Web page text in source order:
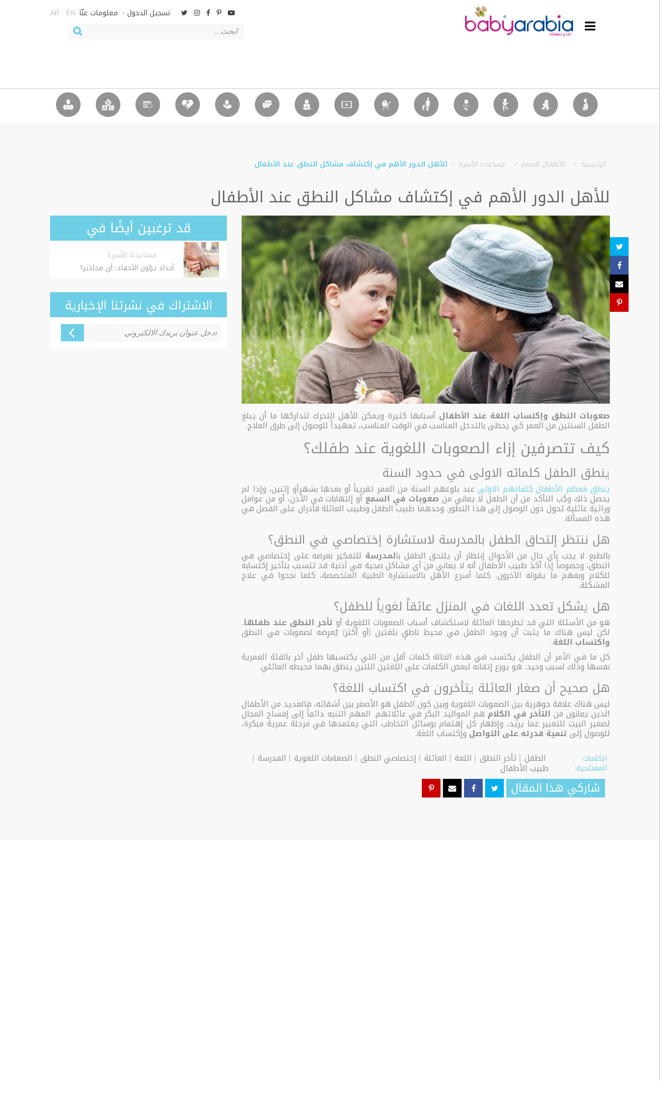
الأطفال
ويكي
منتدى
نصيحة
خبير
الرعاية
الاجتماعية
الفعاليات
إلعب
وتعلم
الدليل
تسجيل الدخول معلومات عنّا EN
AR
الرئيسية الأطفال الصغار مساعدة الأسرة للأهل الدور الأهم في إكتشاف مشاكل النطق عند الأطفال
للأهل الدور الأهم في إكتشاف مشاكل النطق عند الأطفال
صعوبات النطق وإكتساب اللغة عند الأطفال أسبابها كثيرة ويمكن للأهل التحرك لتداركها ما أن يبلغ
الطفل السنتين من العمر كي يحظى بالتدخل المناسب في الوقت المناسب، تمهيداً للوصول إلى طرق العلاج.
كيف تتصرفين إزاء الصعوبات اللغوية عند طفلك؟
ينطق الطفل كلماته الاولى في حدود السنة
ينطق معظم الأطفال كلماتهم الاولى عند بلوغهم السنة من العمر تقريباً أو بعدها بشهرأو إثنين، وإذا لم
يحصل ذلك وجُب التأكد من أن الطفل لا يعاني من صعوبات في السمعأو إلتهابات في الأذن، أو من عوامل
وراثية عائلية تحول دون الوصول إلى هذا التطور. وحدهما طبيب الطفل وطبيب العائلة قادران على الفصل في
هذه المسألة.
هل ننتظر إلتحاق الطفل بالمدرسة لاستشارة إختصاصي في النطق؟
بالطبع لا يجب بأي حال من الأحوال إنتظار أن يلتحق الطفل بالمدرسة للتفكير بعرضه على إختصاصي في
النطق، وخصوصاً إذا أكدَ طبيب الأطفال أنه لا يعاني من أي مشاكل صحية في أذنية قد تتسبب بتأخير إكتسابه
للكلام وبفهم ما يقوله الآخرون. كلما أسرع الأهل بالاستشارة الطبية المتخصصة، كلما نجحوا في علاج
المشكلة.
هل يشكل تعدد اللغات في المنزل عائقاً لغوياً للطفل؟
هو من الأسئلة التي قد تطرحها العائلة لاستكشاف أسباب الصعوبات اللغوية أو تأخر النطق عند طفلها.
لكن ليس هناك ما يثبت أن وجود الطفل في محيط ناطقٍ بلغتين (أو أكثر) يُعرِضه لصعوبات في النطق
واكتساب اللغة.
كل ما في الأمر أن الطفل يكتسب في هذه الحالة كلمات أقل من التي يكتسبها طفل آخر بالفئة العمرية
نفسها وذلك لسبب وحيد: هو يوزع إتقانه لبعض الكلمات على اللغتين اللتين ينطق بهما محيطه العائلي.
هل صحيح أن صغار العائلة يتأخرون في اكتساب اللغة؟
ليس هناك علاقة جوهرية بين الصعوبات اللغوية وبين كون الطفل هو الأصغر بين أشقائه، فالعديد من الأطفال
الذين يعانون من التأخر في الكلام هم المواليد البكر في عائلاتهم. المهم التنبه دائماً إلى إفساح المجال
لصغير البيت للتعبير عما يريد، وإظهار كل إهتمام بوسائل التخاطب التي يعتمدها في مرحلة عمرية مبكرة،
للوصول إلىتنمية قدرته على التواصلوإكتساب اللغة.
الكلمات
المفتاحية:
الطفل تأخر النطق اللغة العائلة إختصاصي النطق الصعةبات اللغوية المدرسة
طبيب الأطفال
شاركي هذا المقال
قد ترغبين أيضًا في
مساعدة الأسرة
أجداد يربّون الأحفاد: أي محاذير؟
الاشتراك في نشرتنا الإخبارية